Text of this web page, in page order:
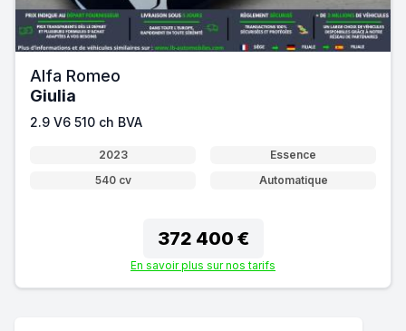
Alfa Romeo
Giulia
2.9 V6 510 ch BVA
2023
Essence
540 cv
Automatique
372 400 €
En savoir plus sur nos tarifs